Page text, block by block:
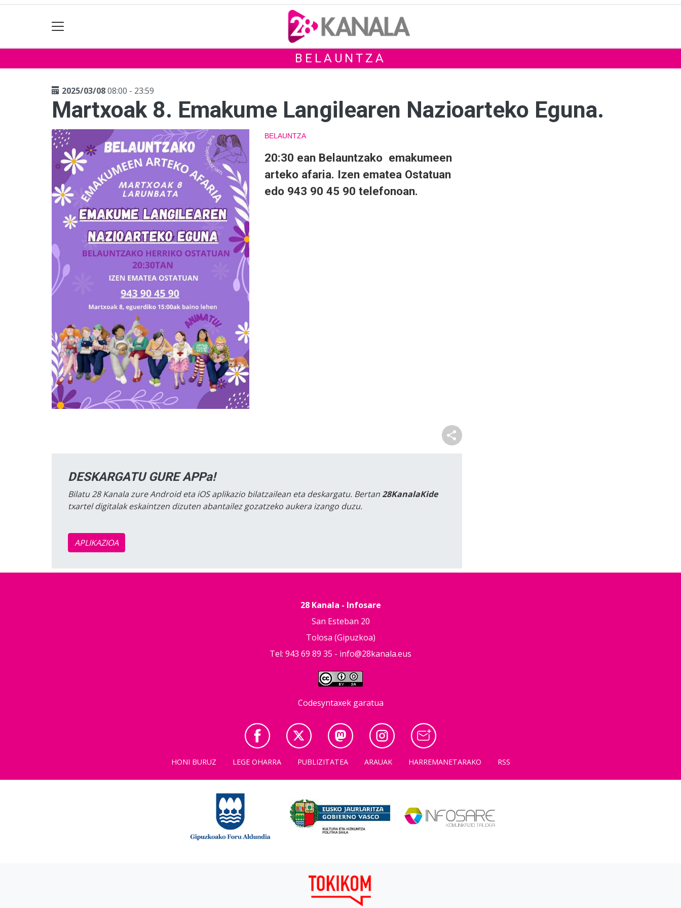
BELAUNTZA
2025/03/0808:00 - 23:59
Martxoak 8. Emakume Langilearen Nazioarteko Eguna.
BELAUNTZA
20:30 ean Belauntzako emakumeen
arteko afaria. Izen ematea Ostatuan
edo 943 90 45 90 telefonoan.
DESKARGATU GURE APPa!
Bilatu 28 Kanala zure Android eta iOS aplikazio bilatzailean eta deskargatu. Bertan28KanalaKide
txartel digitalak eskaintzen dizuten abantailez gozatzeko aukera izango duzu.
APLIKAZIOA
28 Kanala - Infosare
San Esteban 20
Tolosa (Gipuzkoa)
Tel: 943 69 89 35 - info@28kanala.eus
Codesyntaxek garatua
HONI BURUZ LEGE OHARRA PUBLIZITATEA ARAUAK HARREMANETARAKO RSS